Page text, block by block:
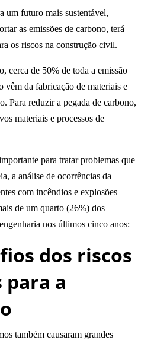
um futuro mais sustentável,
as emissões de carbono, terá
os riscos na construção civil.
cerca de 50% de toda a emissão
vêm da fabricação de materiais e
Para reduzir a pegada de carbono,
materiais e processos de
para tratarproblemas que
a análise de ocorrências da
com incêndios e explosões
de um quarto (26%) dos
nos últimos cinco anos:
dos riscos
a
também causaram grandes